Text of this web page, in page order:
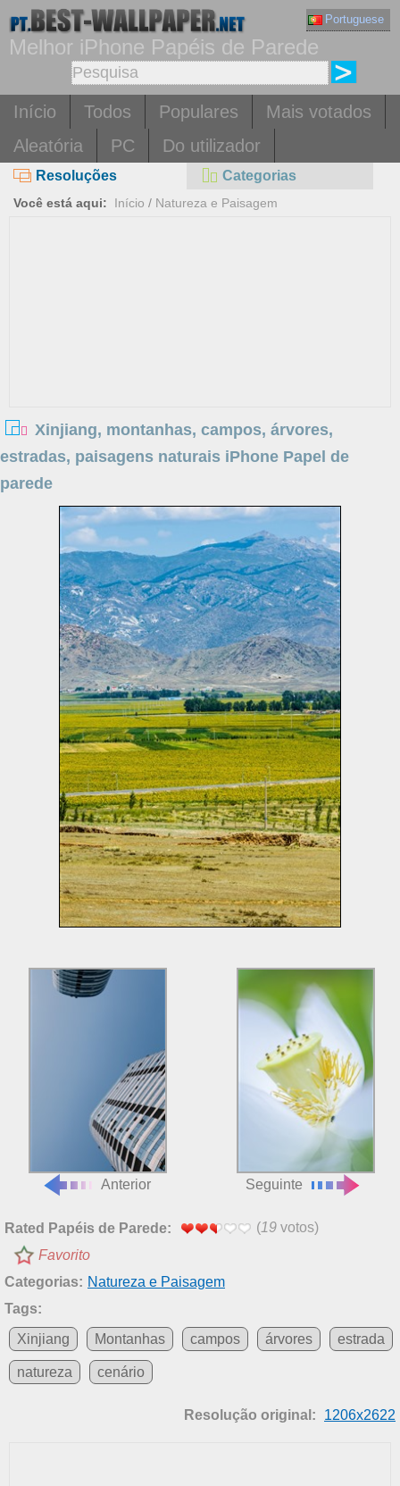
Portuguese
Melhor iPhone Papéis de Parede
Início Todos Populares
Mais votados
Aleatória
PC Do utilizador
Resoluções Categorias
Você está aqui: Início / Natureza e Paisagem
Xinjiang, montanhas, campos, árvores,
estradas, paisagens naturais iPhone Papel de
parede
Anterior Seguinte
Rated Papéis de Parede: (19 votos)
Favorito
Categorias: Natureza e Paisagem
Tags:
Xinjiang
Montanhas campos árvores estrada
natureza cenário
Resolução original: 1206x2622